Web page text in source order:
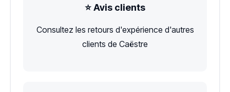
⭐ Avis clients
Consultez les retours d'expérience d'autres
clients de Caëstre